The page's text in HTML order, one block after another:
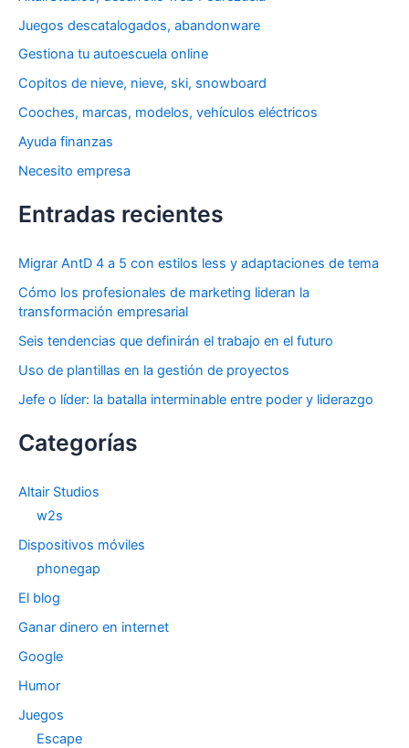
r
:
Juegos descatalogados, abandonware
Gestiona tu autoescuela online
Copitos de nieve, nieve, ski, snowboard
Cooches, marcas, modelos, vehículos eléctricos
Ayuda finanzas
Necesito empresa
Entradas recientes
Migrar AntD 4 a 5 con estilos less y adaptaciones de tema
Cómo los profesionales de marketing lideran la
transformación empresarial
Seis tendencias que definirán el trabajo en el futuro
Uso de plantillas en la gestión de proyectos
Jefe o líder: la batalla interminable entre poder y liderazgo
Categorías
Altair Studios
w2s
Dispositivos móviles
phonegap
El blog
Ganar dinero en internet
Google
Humor
Juegos
Escape